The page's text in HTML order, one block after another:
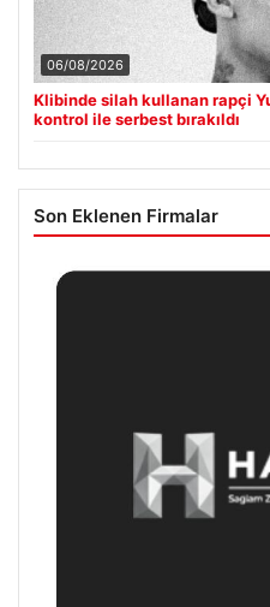
06/08/2026
Klibinde silah kullanan rapçi
kontrol ile serbest bırakıldı
Son Eklenen Firmalar